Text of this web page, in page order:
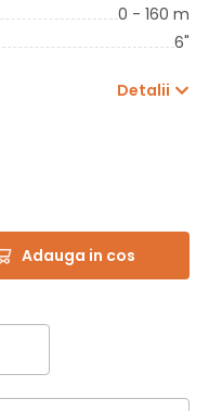
0 - 160 m
6"
Detalii
Adauga in cos